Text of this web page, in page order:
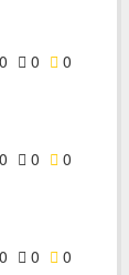
0 0 0
0 0 0
0 0 0